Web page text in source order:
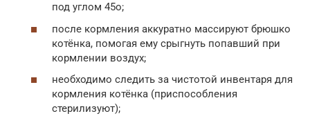
под углом 45о;
после кормления аккуратно массируют брюшко
котёнка, помогая ему срыгнуть попавший при
кормлении воздух;
необходимо следить за чистотой инвентаря для
кормления котёнка (приспособления
стерилизуют);